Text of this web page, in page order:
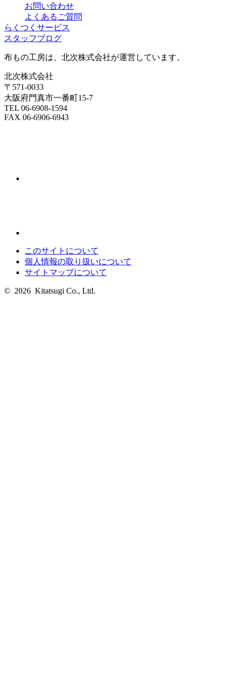
お問い合わせ
よくあるご質問
らくつくサービス
スタッフブログ
布もの工房は、北次株式会社が運営しています。
北次株式会社
〒571-0033
大阪府門真市一番町15-7
TEL 06-6908-1594
FAX 06-6906-6943
このサイトについて
個人情報の取り扱いについて
サイトマップについて
© 2026 Kitatsugi Co., Ltd.